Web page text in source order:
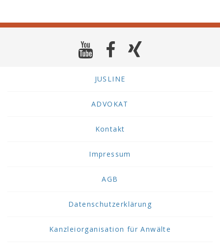
JUSLINE
ADVOKAT
Kontakt
Impressum
AGB
Datenschutzerklärung
Kanzleiorganisation für Anwälte